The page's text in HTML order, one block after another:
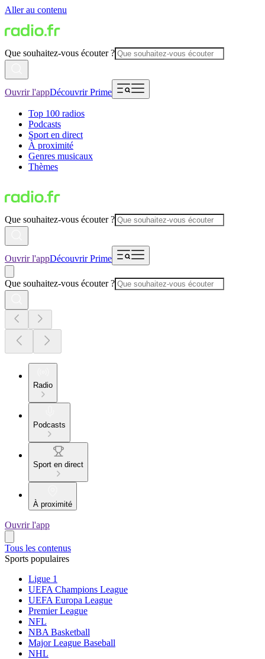
Aller au contenu
Que souhaitez-vous écouter ?
Ouvrir l'appDécouvrir Prime
Top 100 radios
Podcasts
Sport en direct
À proximité
Genres musicaux
Thèmes
Que souhaitez-vous écouter ?
Ouvrir l'appDécouvrir Prime
Que souhaitez-vous écouter ?
Radio
Podcasts
Sport en direct
À proximité
Ouvrir l'app
Tous les contenus
Sports populaires
Ligue 1
UEFA Champions League
UEFA Europa League
Premier League
NFL
NBA Basketball
Major League Baseball
NHL